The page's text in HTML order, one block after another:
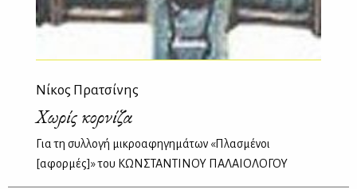
Νίκος Πρατσίνης
Χωρίς κορνίζα
Για τη συλλογή μικροαφηγημάτων «Πλασμένοι
[αφορμές]» του ΚΩΝΣΤΑΝΤΙΝΟΥ ΠΑΛΑΙΟΛΟΓΟΥ